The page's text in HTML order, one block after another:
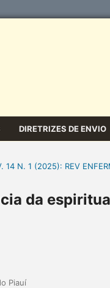
DIRETRIZES DE ENVIO
14 N. 1 (2025): REV
da
Piauí